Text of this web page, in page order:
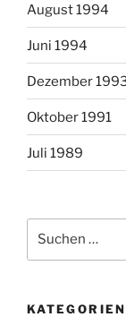
August 1994
Juni 1994
Dezember
Oktober 1991
Juli 1989
nach:
KATEGORIEN